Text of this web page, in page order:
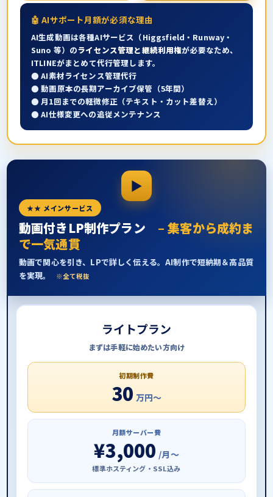
🤖 AIサポート月額が必須な理由
AI生成動画は各種AIサービス（Higgsfield・Runway・
Suno 等）のライセンス管理と継続利用権が必要なため、
ITLINEがまとめて代行管理します。
● AI素材ライセンス管理代行
● 動画原本の長期アーカイブ保管（5年間）
● 月1回までの軽微修正（テキスト・カット差替え）
● AI仕様変更への追従メンテナンス
★★ メインサービス
動画付きLP制作プラン – 集客から成約ま
で一気通貫
動画で関心を引き、LPで詳しく伝える。AI制作で短納期＆高品質
を実現。
※全て税抜
ライトプラン
まずは手軽に始めたい方向け
初期制作費
30 万円〜
月額サーバー費
¥3,000 /月〜
標準ホスティング・SSL込み